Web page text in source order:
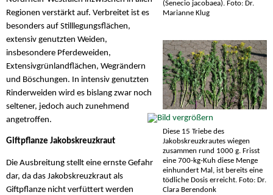
(Senecio jacobaea). Foto: Dr.
Marianne Klug
Diese 15 Triebe des
Jakobskreuzkrautes wiegen
zusammen rund 1000 g. Frisst
eine 700-kg-Kuh diese Menge
einhundert Mal, ist bereits eine
tödliche Dosis erreicht. Foto: Dr.
Clara Berendonk
Regionen verstärkt auf. Verbreitet ist es
besonders auf Stilllegungsflächen,
extensiv genutzten Weiden,
insbesondere Pferdeweiden,
Extensivgrünlandflächen, Wegrändern
und Böschungen. In intensiv genutzten
Rinderweiden wird es bislang zwar noch
seltener, jedoch auch zunehmend
angetroffen.
Giftpflanze Jakobskreuzkraut
Die Ausbreitung stellt eine ernste Gefahr
dar, da das Jakobskreuzkraut als
Giftpflanze nicht verfüttert werden